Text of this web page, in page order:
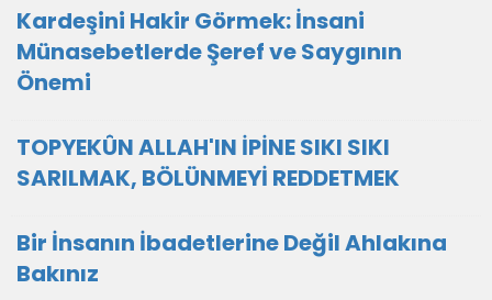
Kardeşini Hakir Görmek: İnsani
Münasebetlerde Şeref ve Saygının
Önemi
TOPYEKÛN ALLAH'IN İPİNE SIKI SIKI
SARILMAK, BÖLÜNMEYİ REDDETMEK
Bir İnsanın İbadetlerine Değil Ahlakına
Bakınız